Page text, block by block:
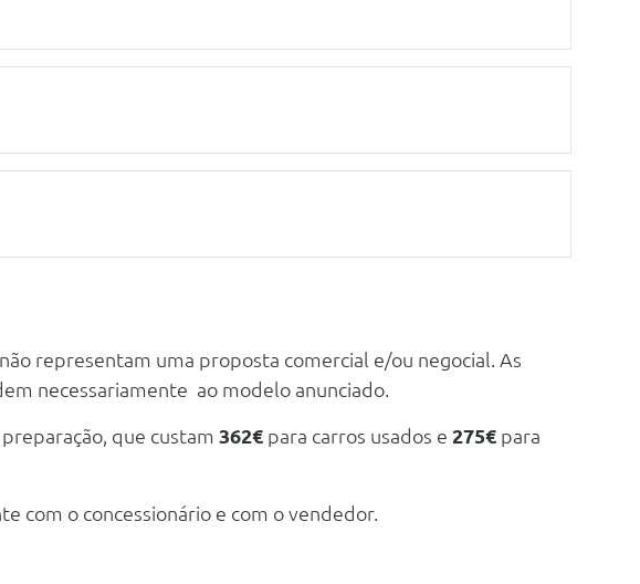
representam uma proposta comercial e/ou negocial. As
necessariamente ao modelo anunciado.
que custam 362€para carros usados e 275€para
com o concessionário e com o vendedor.